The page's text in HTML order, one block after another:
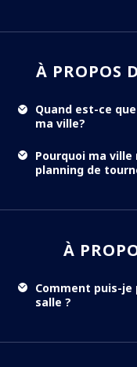
À PROPOS
Quand est-ce
ma ville?
Pourquoi ma ville
planning de
À
Comment puis-je
salle ?